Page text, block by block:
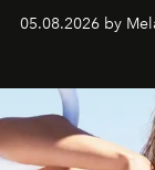
de vivre
05.08.2026 by